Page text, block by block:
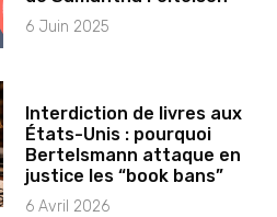
6 Juin 2025
Interdiction de livres aux
États-Unis : pourquoi
Bertelsmann attaque en
justice les “book bans”
6 Avril 2026